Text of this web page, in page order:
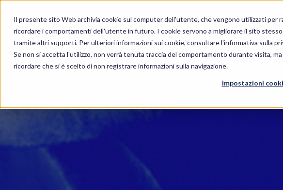
Il presente sito Web archivia cookie sul computer dell'utente, che vengono utilizzati per
ricordare i comportamenti dell'utente in futuro. I cookie servono a migliorare il sito
tramite altri supporti. Per ulteriori informazioni sui cookie, consultare l'informativa sulla
Se non si accetta l'utilizzo, non verrà tenuta traccia del comportamento durante visita,
ricordare che si è scelto di non registrare informazioni sulla navigazione.
Impostazioni
Chi siamo